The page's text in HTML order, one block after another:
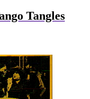
Tangles